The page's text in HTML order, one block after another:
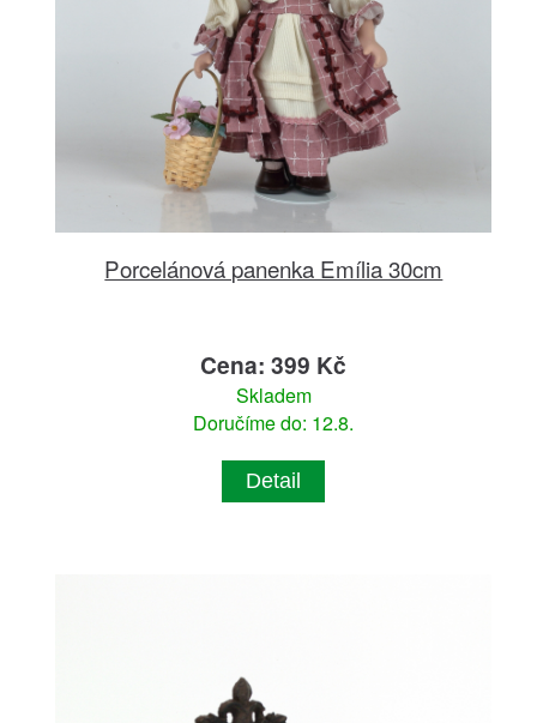
Porcelánová panenka Emília 30cm
Cena: 399 Kč
Skladem
Doručíme do: 12.8.
Detail